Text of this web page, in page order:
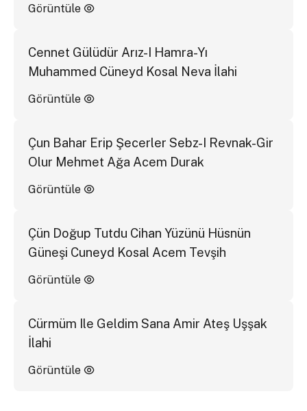
Görüntüle
Cennet Gülüdür Arız-I Hamra-Yı
Muhammed Cüneyd Kosal Neva İlahi
Görüntüle
Çun Bahar Erip Şecerler Sebz-I Revnak-Gir
Olur Mehmet Ağa Acem Durak
Görüntüle
Çün Doğup Tutdu Cihan Yüzünü Hüsnün
Güneşi Cuneyd Kosal Acem Tevşih
Görüntüle
Cürmüm Ile Geldim Sana Amir Ateş Uşşak
İlahi
Görüntüle